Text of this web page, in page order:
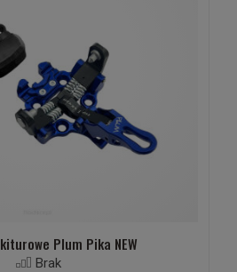
Plum Pika NEW
Brak